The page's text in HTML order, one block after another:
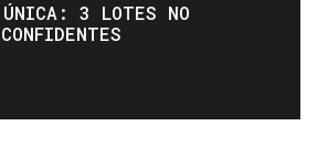
ÚNICA: 3 LOTES NO